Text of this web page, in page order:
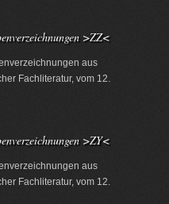
>ZZ<
aus
Fachliteratur, vom 12.
>ZY<
aus
Fachliteratur, vom 12.